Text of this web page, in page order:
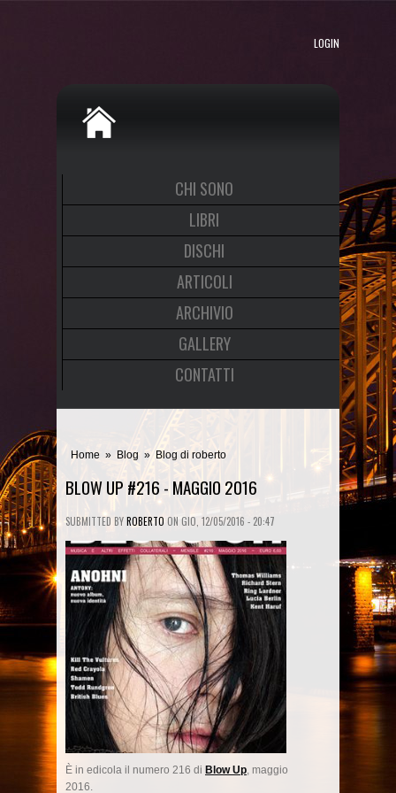
LOGIN
CHI SONO
LIBRI
DISCHI
ARTICOLI
ARCHIVIO
GALLERY
CONTATTI
Home » Blog » Blog di roberto
BLOW UP #216 - MAGGIO 2016
SUBMITTED BYROBERTO ON GIO, 12/05/2016 - 20:47
È in edicola il numero 216 di Blow Up, maggio
2016.